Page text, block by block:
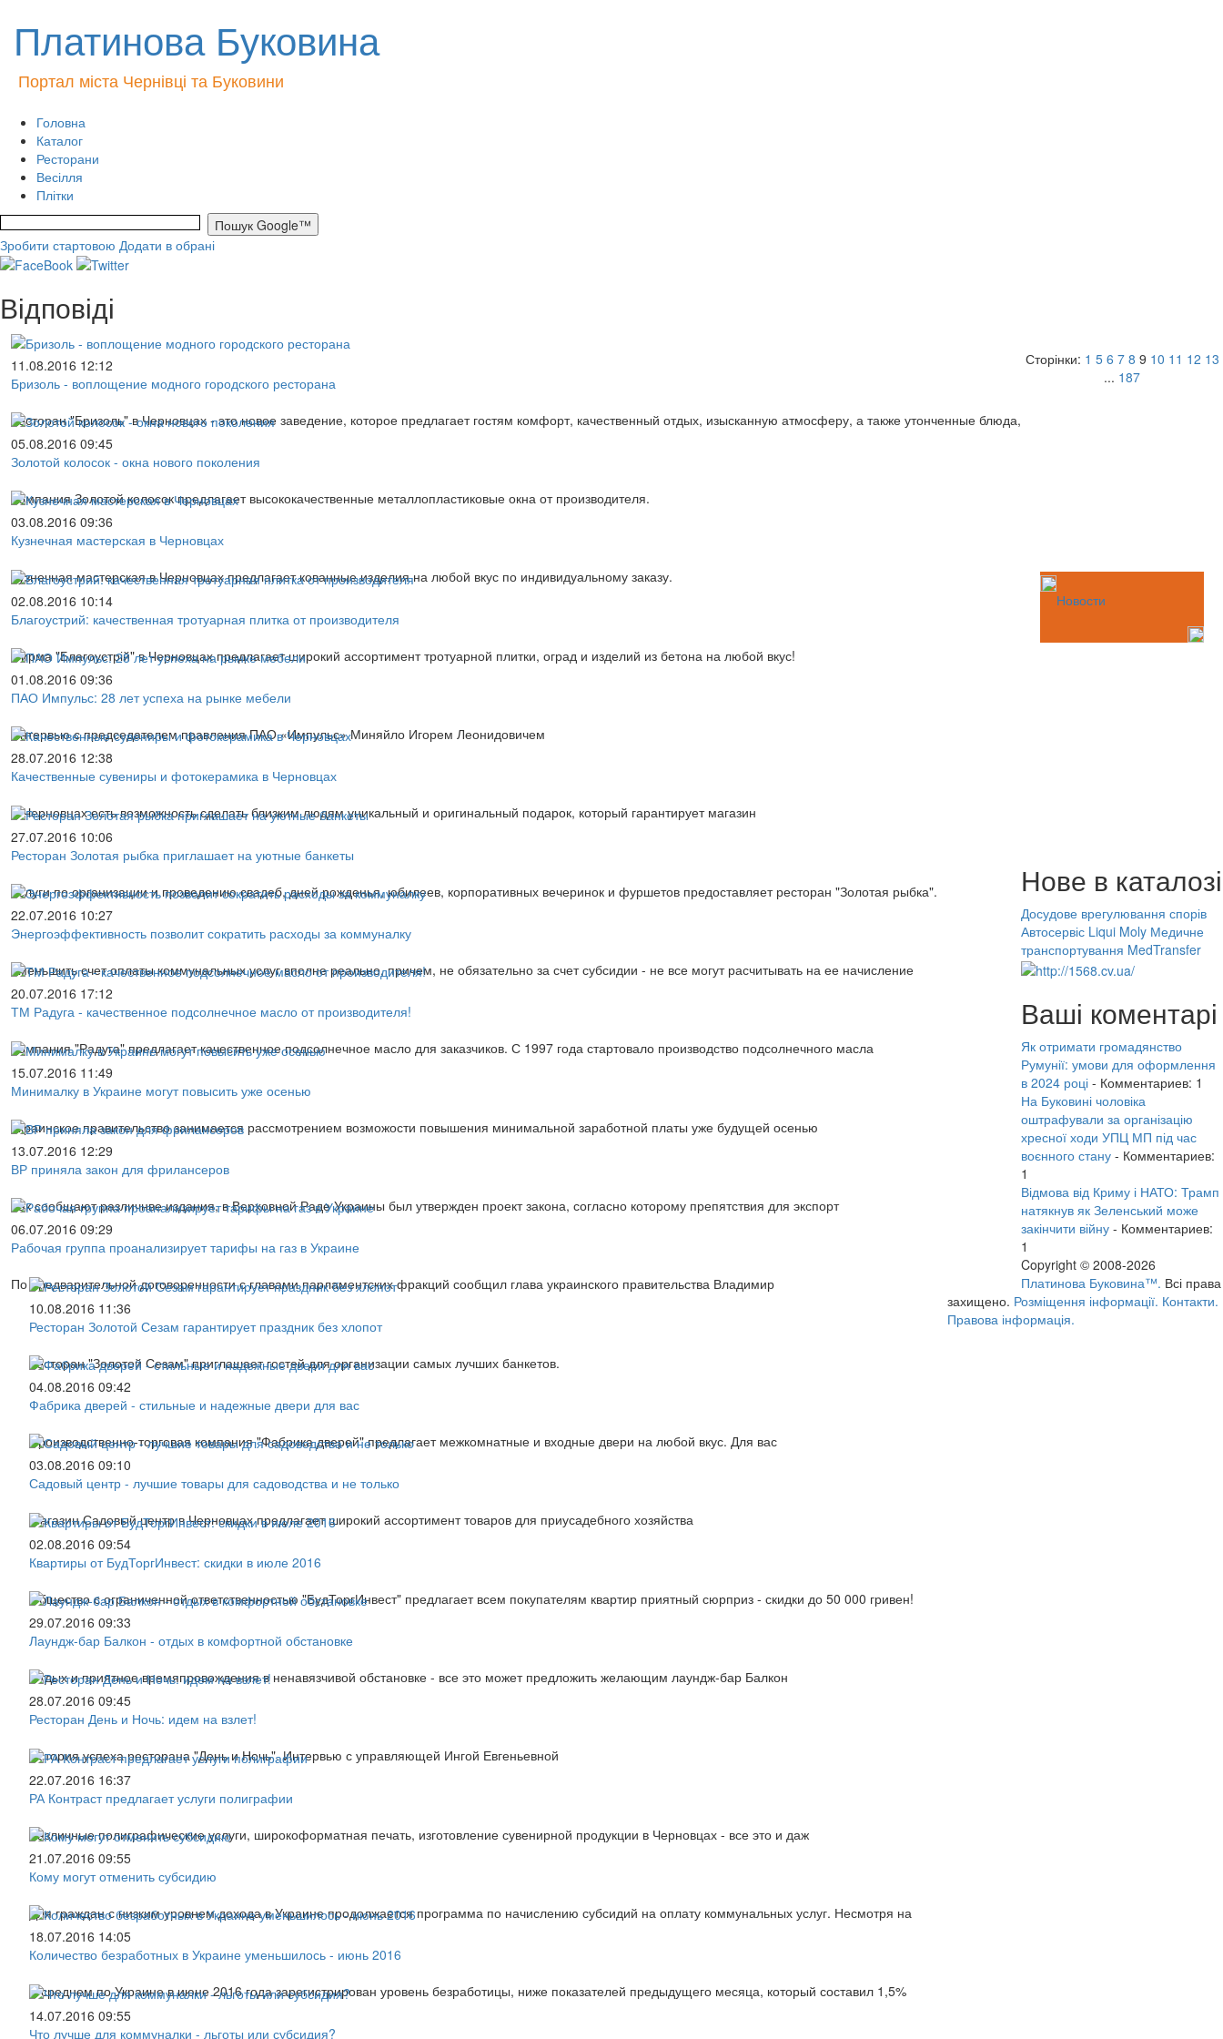
Платинова Буковина
Портал міста Чернівці та Буковини
Головна
Каталог
Ресторани
Весілля
Плітки
Зробити стартовою Додати в обрані
Відповіді
11.08.2016 12:12
Бризоль - воплощение модного городского ресторана
Ресторан "Бризоль" в Черновцах - это новое заведение, которое предлагает гостям комфорт, качественный отдых, изысканную атмосферу, а также утонченные блюда,
05.08.2016 09:45
Золотой колосок - окна нового поколения
Компания Золотой колосок предлагает высококачественные металлопластиковые окна от производителя.
03.08.2016 09:36
Кузнечная мастерская в Черновцах
Кузнечная мастерская в Черновцах предлагает кованные изделия на любой вкус по индивидуальному заказу.
02.08.2016 10:14
Благоустрий: качественная тротуарная плитка от производителя
Фирма "Благоустрій" в Черновцах предлагает широкий ассортимент тротуарной плитки, оград и изделий из бетона на любой вкус!
01.08.2016 09:36
ПАО Импульс: 28 лет успеха на рынке мебели
Интервью с председателем правления ПАО «Импульс» Миняйло Игорем Леонидовичем
28.07.2016 12:38
Качественные сувениры и фотокерамика в Черновцах
В Черновцах есть возможность сделать близким людям уникальный и оригинальный подарок, который гарантирует магазин
27.07.2016 10:06
Ресторан Золотая рыбка приглашает на уютные банкеты
Услуги по организации и проведению свадеб, дней рожденья, юбилеев, корпоративных вечеринок и фуршетов предоставляет ресторан "Золотая рыбка".
22.07.2016 10:27
Энергоэффективность позволит сократить расходы за коммуналку
Уменьшить счет оплаты коммунальных услуг вполне реально, причем, не обязательно за счет субсидии - не все могут расчитывать на ее начисление
20.07.2016 17:12
ТМ Радуга - качественное подсолнечное масло от производителя!
Компания "Радуга" предлагает качественное подсолнечное масло для заказчиков. С 1997 года стартовало производство подсолнечного масла
15.07.2016 11:49
Минималку в Украине могут повысить уже осенью
Украинское правительство занимается рассмотрением возможости повышения минимальной заработной платы уже будущей осенью
13.07.2016 12:29
ВР приняла закон для фрилансеров
Как сообщают различнве издания, в Верховной Раде Украины был утвержден проект закона, согласно которому препятствия для экспорт
06.07.2016 09:29
Рабочая группа проанализирует тарифы на газ в Украине
По предварительной договоренности с главами парламентских фракций сообщил глава украинского правительства Владимир
10.08.2016 11:36
Ресторан Золотой Сезам гарантирует праздник без хлопот
Ресторан "Золотой Сезам" приглашает гостей для организации самых лучших банкетов.
04.08.2016 09:42
Фабрика дверей - стильные и надежные двери для вас
Производственно-торговая компания "Фабрика дверей" предлагает межкомнатные и входные двери на любой вкус. Для вас
03.08.2016 09:10
Садовый центр - лучшие товары для садоводства и не только
Магазин Садовый центр в Черновцах предлагает широкий ассортимент товаров для приусадебного хозяйства
02.08.2016 09:54
Квартиры от БудТоргИнвест: скидки в июле 2016
Общество с ограниченной ответственностью "БудТоргИнвест" предлагает всем покупателям квартир приятный сюрприз - скидки до 50 000 гривен!
29.07.2016 09:33
Лаундж-бар Балкон - отдых в комфортной обстановке
Отдых и приятное времяпровождения в ненавязчивой обстановке - все это может предложить желающим лаундж-бар Балкон
28.07.2016 09:45
Ресторан День и Ночь: идем на взлет!
История успеха ресторана "День и Ночь". Интервью с управляющей Ингой Евгеньевной
22.07.2016 16:37
РА Контраст предлагает услуги полиграфии
Различные полиграфические услуги, широкоформатная печать, изготовление сувенирной продукции в Черновцах - все это и даж
21.07.2016 09:55
Кому могут отменить субсидию
Для граждан с низким уровнем дохода в Украине продолжается программа по начислению субсидий на оплату коммунальных услуг. Несмотря на
18.07.2016 14:05
Количество безработных в Украине уменьшилось - июнь 2016
В среднем по Украине в июне 2016 года зарегистрирован уровень безработицы, ниже показателей предыдущего месяца, который составил 1,5%
14.07.2016 09:55
Что лучше для коммуналки - льготы или субсидия?
Сторінки: 1 5 6 7 8 9 10 11 12 13
... 187
Новости
Нове в каталозі
Досудове врегулювання спорів
Автосервіс Liqui Moly Медичне
транспортування MedTransfer
Ваші коментарі
Як отримати громадянство
Румунії: умови для оформлення
в 2024 році - Комментариев: 1
На Буковині чоловіка
оштрафували за організацію
хресної ходи УПЦ МП під час
воєнного стану - Комментариев:
1
Відмова від Криму і НАТО: Трамп
натякнув як Зеленський може
закінчити війну - Комментариев:
1
Copyright © 2008-2026
Платинова Буковина™. Всі права
захищено. Розміщення інформації. Контакти.
Правова інформація.